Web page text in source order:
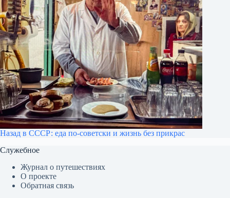
Назад в СССР: еда по-советски и жизнь без прикрас
Служебное
Журнал о путешествиях
О проекте
Обратная связь